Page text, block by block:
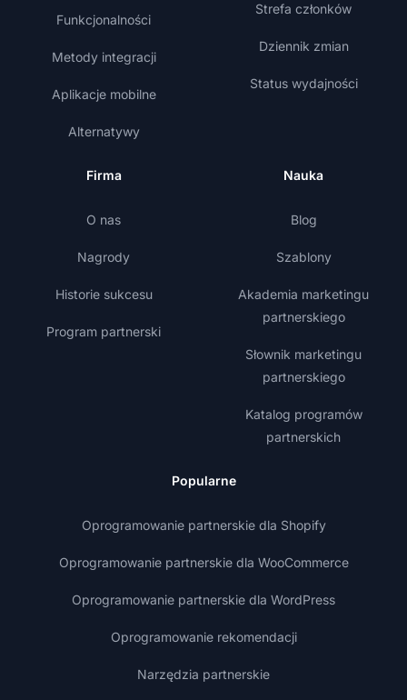
Funkcjonalności
Metody integracji
Aplikacje mobilne
Alternatywy
Strefa członków
Dziennik zmian
Status wydajności
Firma
O nas
Nagrody
Historie sukcesu
Program partnerski
Nauka
Blog
Szablony
Akademia marketingu
partnerskiego
Słownik marketingu
partnerskiego
Katalog programów
partnerskich
Popularne
Oprogramowanie partnerskie dla Shopify
Oprogramowanie partnerskie dla WooCommerce
Oprogramowanie partnerskie dla WordPress
Oprogramowanie rekomendacji
Narzędzia partnerskie